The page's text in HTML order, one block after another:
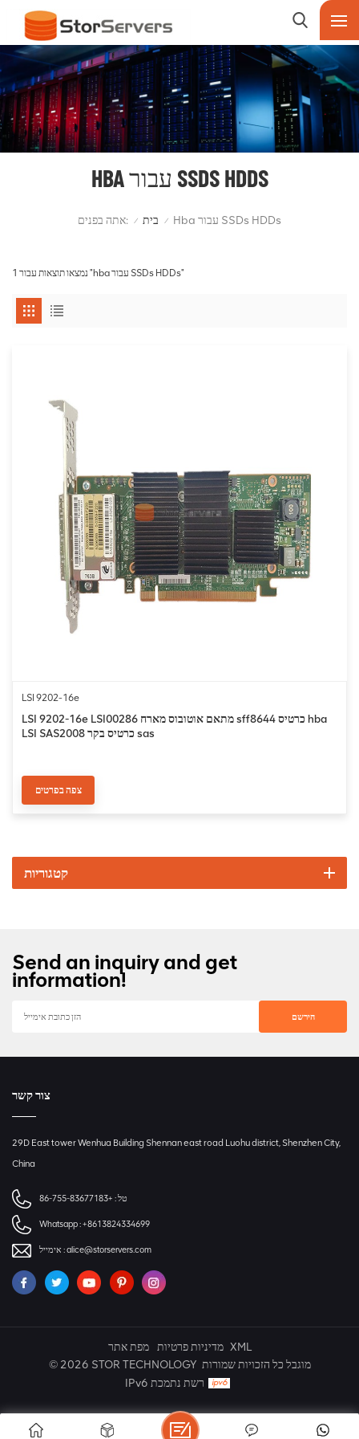
HBA עבור SSDS HDDS
אתה בפנים: / בית / Hba עבור SSDs HDDs
1 נמצאו תוצאות עבור "hba עבור SSDs HDDs"
LSI 9202-16e
LSI 9202-16e LSI00286 מתאם אוטובוס מארח sff8644 כרטיס hba
LSI SAS2008 כרטיס בקר sas
צפה בפרטים
קטגוריות
Send an inquiry and get
information!
צור קשר
29D East tower Wenhua Building Shennan east road Luohu district, Shenzhen City,
China
טל : +86-755-83677183
Whatsapp :+8613824334699
אימייל :alice@storservers.com
מפת אתר מדיניות פרטיות XML
© 2026 STOR TECHNOLOGY מוגבל כל הזכויות שמורות
IPv6 רשת נתמכת